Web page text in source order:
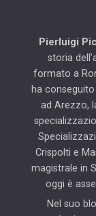
Pierluigi
storia
formato a
ha
ad Arezzo,
Crispolti e
magistrale in
oggi è
Nel suo